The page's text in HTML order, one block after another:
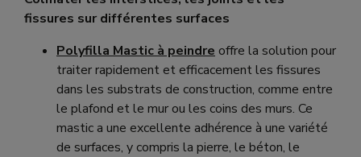
fissures sur différentes surfaces
Polyfilla Mastic à peindre offre la solution pour
traiter rapidement et efficacement les fissures
dans les substrats de construction, comme entre
le plafond et le mur ou les coins des murs. Ce
mastic a une excellente adhérence à une variété
de surfaces, y compris la pierre, le béton, le